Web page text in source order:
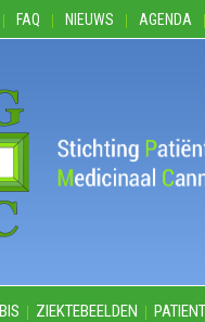
FAQ NIEUWS AGENDA
ZIEKTEBEELDEN